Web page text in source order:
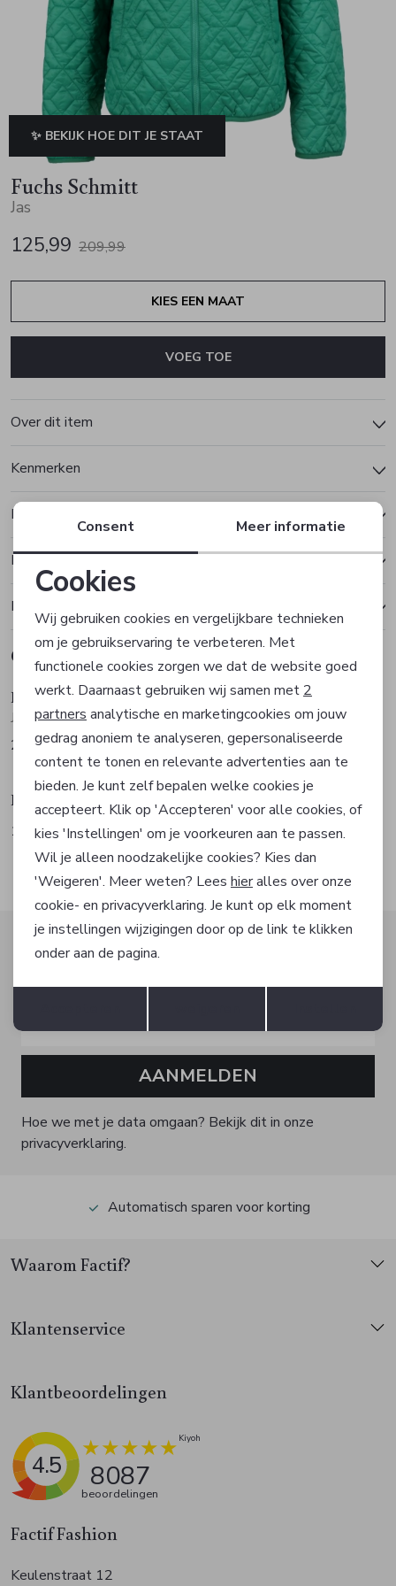
Schoenen
Shirts en tops
Truien en vesten
T-shirts en polos
Truien en vesten
Sokken
Tassen
✨ BEKIJK HOE DIT JE STAAT
Fuchs Schmitt
Jas
125,99 209,99
KIES EEN MAAT
VOEG TOE
Over dit item
Kenmerken
Betalen
Bezorgen of ophalen
Ruilen en retourneren
Gerelateerde producten
Fuchs Schmitt
Jas
269,99
Fuchs Schmitt
Jas
299,99
Sale
Fuchs Schmitt
191,99 319,99
Fuchs Schmitt
191,99 319,99
Altijd als eerste op de hoogte zijn?
gelijk €5,- korting!
AANMELDEN
Hoe we met je data omgaan? Bekijk dit in onze
privacyverklaring.
Automatisch sparen voor korting
Factif Fashion
Keulenstraat 12
Waarom Factif?
Klantenservice
Klantbeoordelingen
4.5 8087
beoordelingen
Personalisatie cookies
Analytische cookies
Marketing cookies
Terug Opslaan
Consent Meer informatie
Cookies
Wij gebruiken cookies en vergelijkbare technieken
om je gebruikservaring te verbeteren. Met
functionele cookies zorgen we dat de website goed
werkt. Daarnaast gebruiken wij samen met 2
partners analytische en marketingcookies om jouw
gedrag anoniem te analyseren, gepersonaliseerde
content te tonen en relevante advertenties aan te
bieden. Je kunt zelf bepalen welke cookies je
accepteert. Klik op 'Accepteren' voor alle cookies, of
kies 'Instellingen' om je voorkeuren aan te passen.
Wil je alleen noodzakelijke cookies? Kies dan
'Weigeren'. Meer weten? Lees hieralles over onze
cookie- en privacyverklaring. Je kunt op elk moment
je instellingen wijzigingen door op de link te klikken
onder aan de pagina.